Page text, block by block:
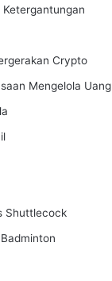
Crypto
Mengelola Uang
Shuttlecock